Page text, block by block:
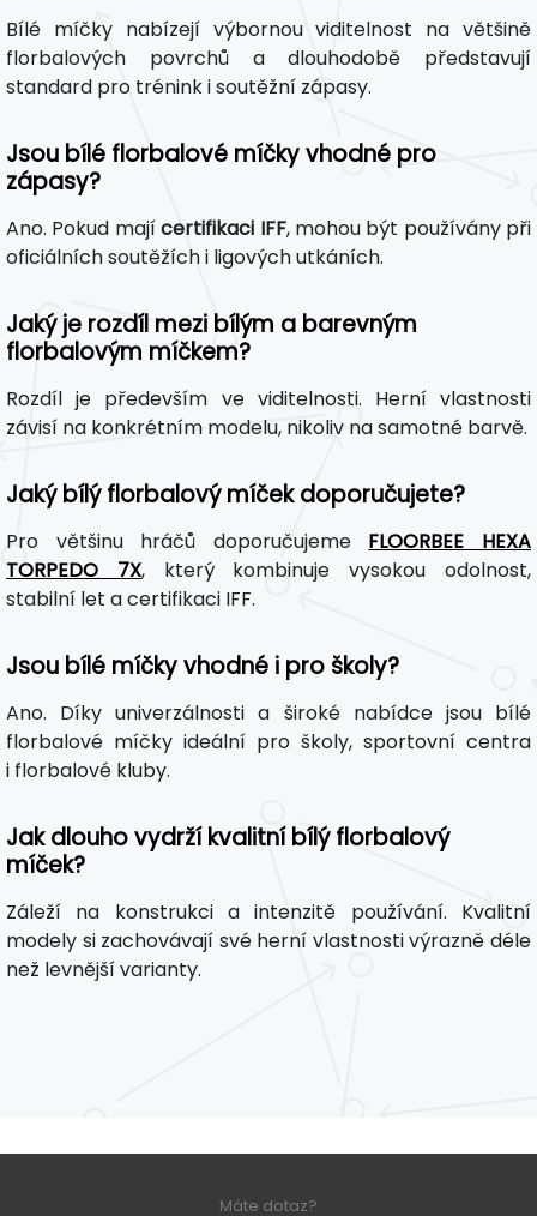
Bílé míčky nabízejí výbornou viditelnost na většině
florbalových povrchů a dlouhodobě představují
standard pro trénink i soutěžní zápasy.
Jsou bílé florbalové míčky vhodné pro
zápasy?
Ano. Pokud majícertifikaci IFF, mohou být používány při
oficiálních soutěžích i ligových utkáních.
Jaký je rozdíl mezi bílým a barevným
florbalovým míčkem?
Rozdíl je především ve viditelnosti. Herní vlastnosti
závisí na konkrétním modelu, nikoliv na samotné barvě.
Jaký bílý florbalový míček doporučujete?
Pro většinu hráčů doporučujeme FLOORBEE HEXA
TORPEDO 7X, který kombinuje vysokou odolnost,
stabilní let a certifikaci IFF.
Jsou bílé míčky vhodné i pro školy?
Ano. Díky univerzálnosti a široké nabídce jsou bílé
florbalové míčky ideální pro školy, sportovní centra
i florbalové kluby.
Jak dlouho vydrží kvalitní bílý florbalový
míček?
Záleží na konstrukci a intenzitě používání. Kvalitní
modely si zachovávají své herní vlastnosti výrazně déle
než levnější varianty.
Máte dotaz?